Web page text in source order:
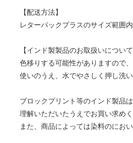
【配送方法】
レターパックプラスのサイズ範囲
【インド製製品のお取扱いについて
色移りする可能性がありますので
使いのうえ、水でやさしく押し洗い
ブロックプリント等のインド製品
理解いただいたうえでお買い求めく
また、商品によっては染料のにお